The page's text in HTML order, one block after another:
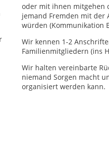
oder mit ihnen mitgehen
jemand Fremden mit der
würden (Kommunikation
Wir kennen 1-2
Familienmitgliedern (ins
Wir halten vereinbarte
niemand Sorgen macht
organisiert werden kann.